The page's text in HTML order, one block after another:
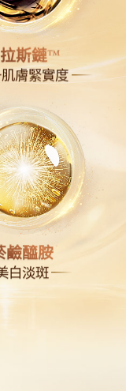
斯鏈™
膚緊實度
鹼醯胺
白淡斑